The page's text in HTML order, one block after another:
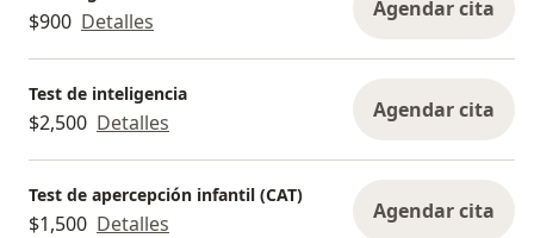
$900 Detalles Agendar cita
Test de inteligencia
$2,500 Detalles Agendar cita
Test de apercepción infantil (CAT)
$1,500 Detalles Agendar cita